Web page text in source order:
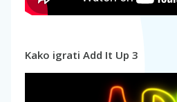
Kako igrati Add It Up 3